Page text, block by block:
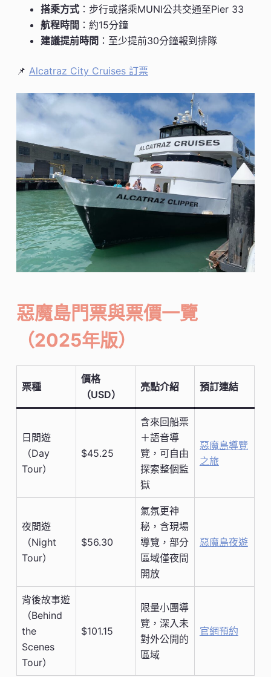
搭乘方式：步行或搭乘MUNI公共交通至Pier 33
航程時間 ：約15分鐘
建議提前時間 ：至少提前30分鐘報到排隊
📌 Alcatraz City Cruises 訂票
惡魔島門票與票價一覽
（2025年版）
票種
價格
（USD）
亮點介紹 預訂連結
日間遊
（Day
Tour）
$45.25
含來回船票
＋語音導
覽，可自由
探索整個監
獄
惡魔島導覽
之旅
夜間遊
（Night
Tour）
$56.30
氣氛更神
秘，含現場
導覽，部分
區域僅夜間
開放
惡魔島夜遊
背後故事遊
（Behind
the
Scenes
Tour）
$101.15
限量小團導
覽，深入未
對外公開的
區域
官網預約